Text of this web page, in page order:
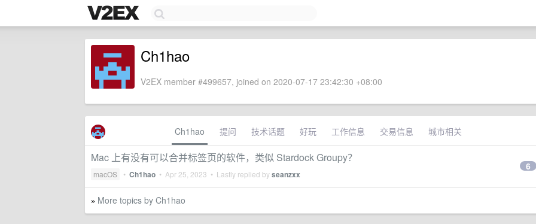
Ch1hao
V2EX member #499657, joined on 2020-07-17 23:42:30 +08:00
Ch1hao 提问 技术话题 好玩 工作信息 交易信息 城市相关
Mac 上有没有可以合并标签页的软件，类似 Stardock Groupy？
macOS • Ch1hao • Apr 25, 2023 • Lastly replied byseanzxx
6
» More topics by Ch1hao